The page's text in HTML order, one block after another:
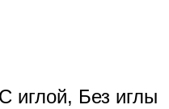
С иглой, Без иглы